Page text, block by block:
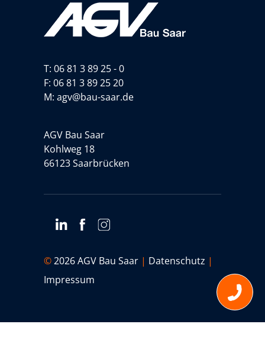
T: 06 81 3 89 25 - 0
F: 06 81 3 89 25 20
M: agv@bau-saar.de
AGV Bau Saar
Kohlweg 18
66123 Saarbrücken
©2026 AGV Bau Saar | Datenschutz |
Impressum